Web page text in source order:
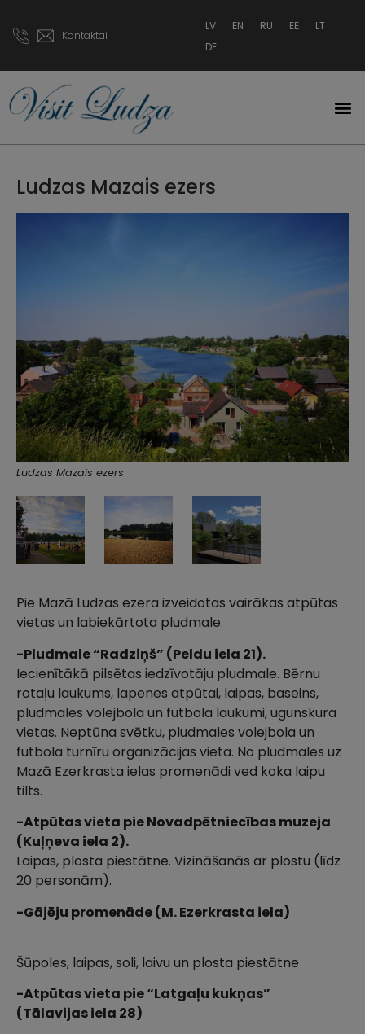
Kontaktai
LV EN RU EE
LT
DE
Ludzas Mazais ezers
Ludzas Mazais ezers
Pie Mazā Ludzas ezera izveidotas vairākas atpūtas
vietas un labiekārtota pludmale.
-Pludmale “Radziņš” (Peldu iela 21).
Iecienītākā pilsētas iedzīvotāju pludmale. Bērnu
rotaļu laukums, lapenes atpūtai, laipas, baseins,
pludmales volejbola un futbola laukumi, ugunskura
vietas. Neptūna svētku, pludmales volejbola un
futbola turnīru organizācijas vieta. No pludmales uz
Mazā Ezerkrasta ielas promenādi ved koka laipu
tilts.
-Atpūtas vieta pie Novadpētniecības muzeja
(Kuļņeva iela 2).
Laipas, plosta piestātne. Vizināšanās ar plostu (līdz
20 personām).
-Gājēju promenāde (M. Ezerkrasta iela)
Šūpoles, laipas, soli, laivu un plosta piestātne
-Atpūtas vieta pie “Latgaļu kukņas”
(Tālavijas iela 28)